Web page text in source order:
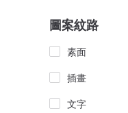
圖案紋路
素面
插畫
文字